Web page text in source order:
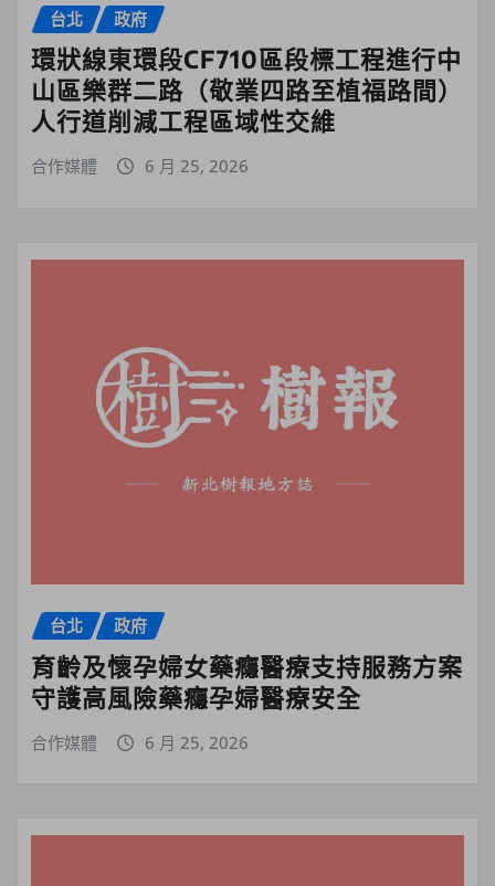
台北 政府
環狀線東環段CF710區段標工程進行中
山區樂群二路（敬業四路至植福路間）
人行道削減工程區域性交維
合作媒體 6 月 25, 2026
台北 政府
育齡及懷孕婦女藥癮醫療支持服務方案
守護高風險藥癮孕婦醫療安全
合作媒體 6 月 25, 2026